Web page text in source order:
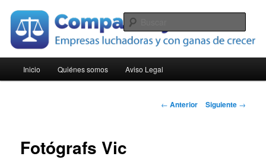
contenido
principalCompara Pymes
principal
Inicio Quiénes somos Aviso Legal
Navegación
← Anterior Siguiente →
Fotógrafs Vic